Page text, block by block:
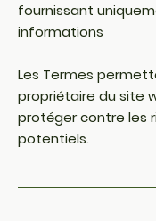
fournissant
informations
Les Termes
propriétaire du site
protéger contre les
potentiels.